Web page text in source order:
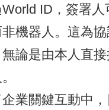
ID，簽署
機器人。這為
無論是由本人直
關鍵互動中，